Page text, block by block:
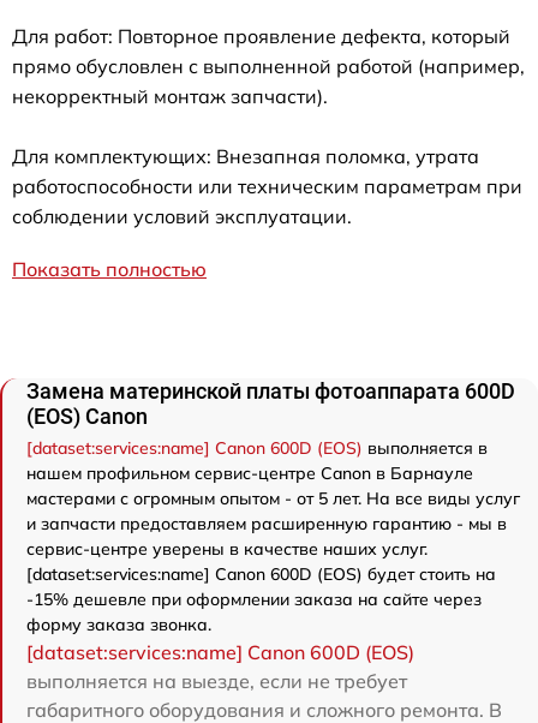
Для работ: Повторное проявление дефекта, который
прямо обусловлен с выполненной работой (например,
некорректный монтаж запчасти).
Для комплектующих: Внезапная поломка, утрата
работоспособности или техническим параметрам при
соблюдении условий эксплуатации.
Показать полностью
Замена материнской платы фотоаппарата 600D
(EOS) Canon
[dataset:services:name] Canon 600D (EOS) выполняется в
нашем профильном сервис-центре Canon в Барнауле
мастерами с огромным опытом - от 5 лет. На все виды услуг
и запчасти предоставляем расширенную гарантию - мы в
сервис-центре уверены в качестве наших услуг.
[dataset:services:name] Canon 600D (EOS) будет стоить на
-15% дешевле при оформлении заказа на сайте через
форму заказа звонка.
[dataset:services:name] Canon 600D (EOS)
выполняется на выезде, если не требует
габаритного оборудования и сложного ремонта. В